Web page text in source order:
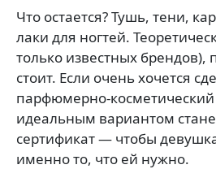
Что остается? Тушь, тени,
лаки для ногтей.
только известных брендов),
стоит. Если очень хочется
парфюмерно-косметический
идеальным вариантом
сертификат — чтобы
именно то, что ей нужно.